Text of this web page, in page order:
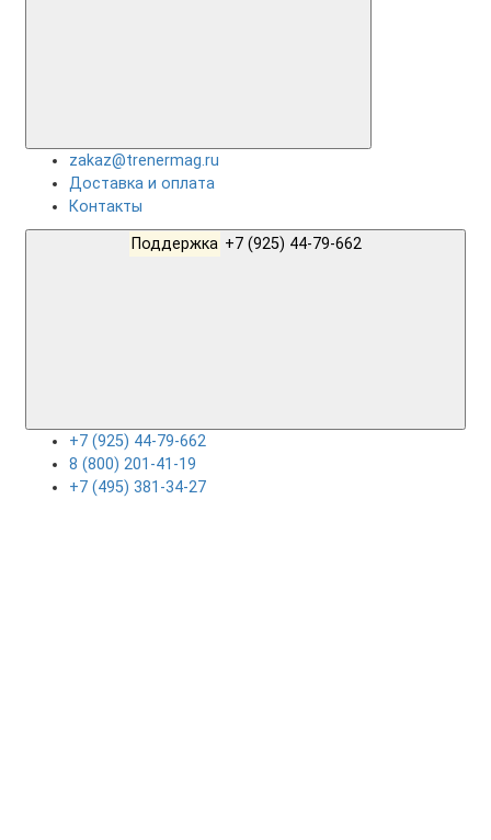
zakaz@trenermag.ru
Доставка и оплата
Контакты
Поддержка
+7 (925) 44-79-662
8 (800) 201-41-19
+7 (495) 381-34-27